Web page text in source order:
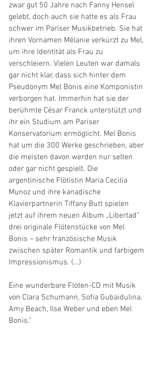
zwar gut 50 Jahre nach Fanny Hensel
gelebt, doch auch sie hatte es als Frau
schwer im Pariser Musikbetrieb. Sie hat
ihren Vornamen Mélanie verkürzt zu Mel,
um ihre Identität als Frau zu
verschleiern. Vielen Leuten war damals
gar nicht klar, dass sich hinter dem
Pseudonym Mel Bonis eine Komponistin
verborgen hat. Immerhin hat sie der
berühmte César Franck unterstützt und
ihr ein Studium am Pariser
Konservatorium ermöglicht. Mel Bonis
hat um die 300 Werke geschrieben, aber
die meisten davon werden nur selten
oder gar nicht gespielt. Die
argentinische Flötistin Maria Cecilia
Munoz und ihre kanadische
Klavierpartnerin Tiffany Butt spielen
jetzt auf ihrem neuen Album „Libertad“
drei originale Flötenstücke von Mel
Bonis – sehr französische Musik
zwischen später Romantik und farbigem
Impressionismus. (...)
Eine wunderbare Flöten-CD mit Musik
von Clara Schumann, Sofia Gubaidulina,
Amy Beach, Ilse Weber und eben Mel
Bonis."